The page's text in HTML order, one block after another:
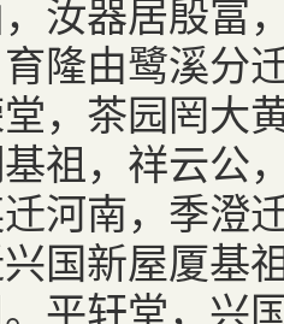
汝器居殷富
隆由鹭溪分
，茶园罔大
祖，祥云公
迁河南，季
国新屋厦基
平轩堂，兴